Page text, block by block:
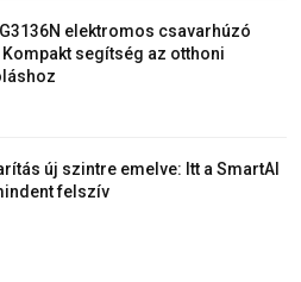
elektromos csavarhúzó
Kompakt segítség az otthoni
új szintre emelve: Itt a SmartAI
felszív